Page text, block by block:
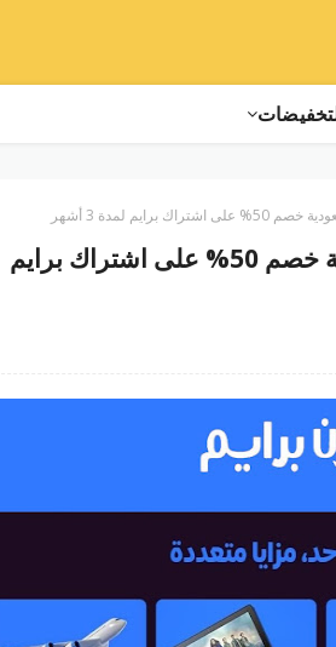
لمدة 3 أشهر
عرض حصري من امازون السعودية خصم 50% على اشتراك برايم